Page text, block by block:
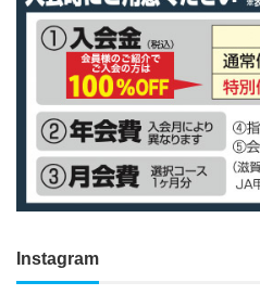
Instagram